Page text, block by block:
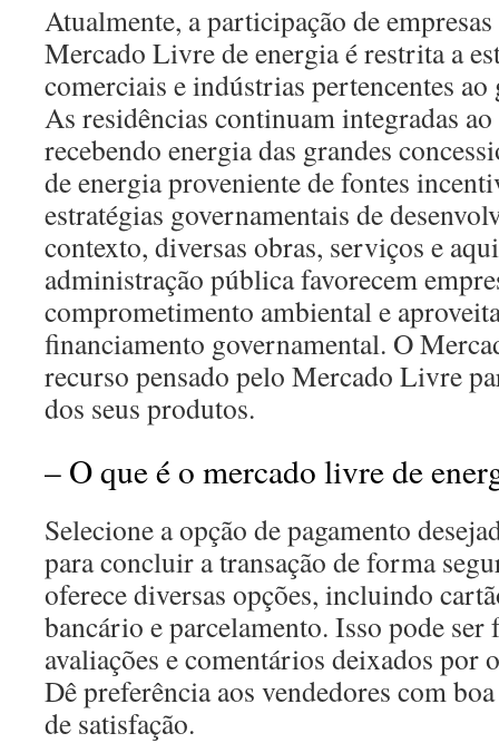
Atualmente, a participação de
Mercado Livre de energia é restrita a
comerciais e indústrias pertencentes
As residências continuam integradas
recebendo energia das grandes
de energia proveniente de fontes
estratégias governamentais de
contexto, diversas obras, serviços e
administração pública favorecem
comprometimento ambiental e
financiamento governamental. O
recurso pensado pelo Mercado Livre
dos seus produtos.
– O que é o mercado livre de
Selecione a opção de pagamento
para concluir a transação de forma
oferece diversas opções, incluindo
bancário e parcelamento. Isso pode ser
avaliações e comentários deixados por
Dê preferência aos vendedores com
de satisfação.